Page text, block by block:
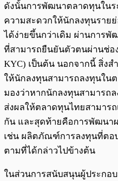
ดังนั้นการพัฒนาตลาดทุนในร
ความสะดวกให้นักลงทุนราย
ได้ง่ายขึ้นกว่าเดิม ผ่านการ
ที่สามารถยืนยันตัวตนผ่านช่อ
KYC) เป็นต้น นอกจากนี้ สิ่ง
ให้นักลงทุนสามารถลงทุนใน
มองว่าหากนักลงทุนสามารถ
ส่งผลให้ตลาดทุนไทยสามาร
กัน และสุดท้ายคือการพัฒน
เช่น ผลิตภัณฑ์การลงทุนที่ตอ
ตามที่ได้กล่าวไปข้างต้น
ในส่วนการสนับสนุนผู้ประกอ